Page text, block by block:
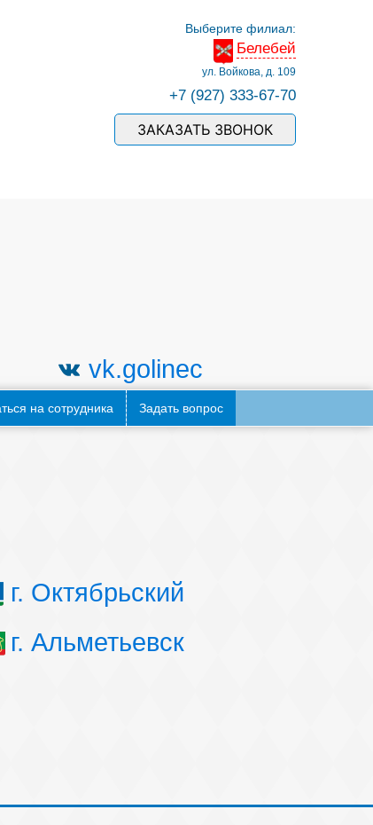
Выберите филиал:
Белебей
ул. Войкова, д. 109
+7 (927) 333-67-70
ЗАКАЗАТЬ ЗВОНОК
на сотрудника Задать вопрос
vk.golinec
г. Октябрьский
г. Альметьевск